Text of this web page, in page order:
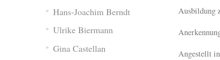
Ausbildung
Angestellt
Hans-Joachim Berndt
Ulrike Biermann
Gina Castellan